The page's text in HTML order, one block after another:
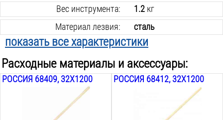
Вес инструмента:
1.2кг
Материал лезвия:
сталь
Черенок в комплекте:
нет
Складная:
нет
показать все характеристики
Расходные материалы и аксессуары:
РОССИЯ 68409, 32Х1200 РОССИЯ 68412, 32Х1200